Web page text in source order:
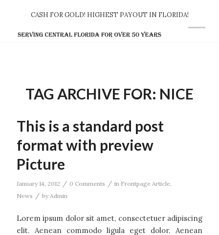
CASH FOR GOLD! HIGHEST PAYOUT IN FLORIDA!
TAG ARCHIVE FOR: NICE
This is a standard post
format with preview
Picture
January 14, 2012 / 0 Comments / in Frontpage Article,
News / by Admin
Lorem ipsum dolor sit amet, consectetuer adipiscing
elit. Aenean commodo ligula eget dolor. Aenean